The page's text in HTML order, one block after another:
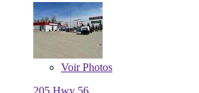
VoirPhotos
205 Hwy 56